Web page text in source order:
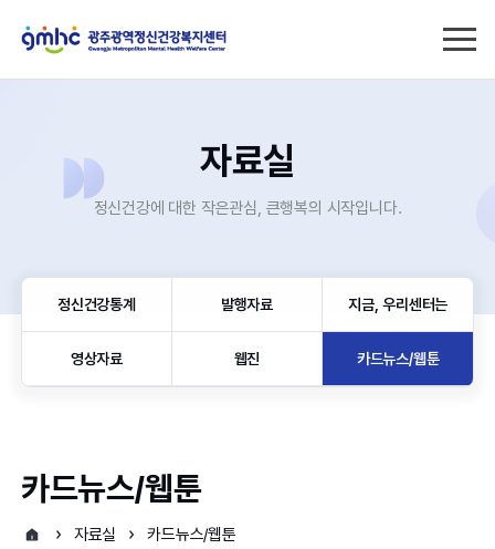
자료실
정신건강에 대한 작은관심, 큰행복의 시작입니다.
정신건강통계 발행자료 지금, 우리센터는
영상자료 웹진 카드뉴스/웹툰
카드뉴스/웹툰
자료실 카드뉴스/웹툰